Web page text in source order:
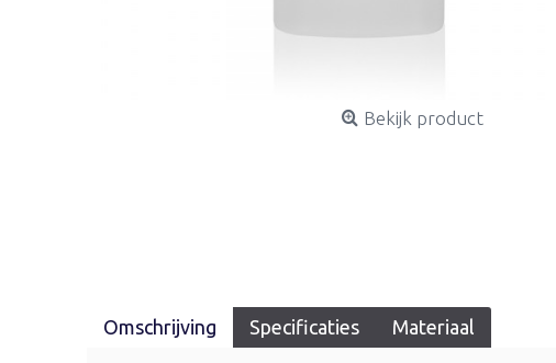
Bekijk product
Omschrijving Specificaties Materiaal